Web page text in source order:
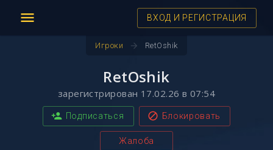
menu ВХОД И РЕГИСТРАЦИЯ
Игроки arrow_forward RetOshik
RetOshik
зарегистрирован 17.02.26 в 07:54
person_add Подписаться block Блокировать
Жалоба